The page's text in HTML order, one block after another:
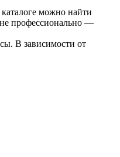
можно найти
профессионально —
В зависимости от